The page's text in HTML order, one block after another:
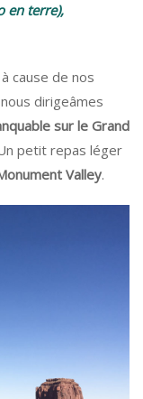
en terre),
cause de nos
dirigeâmes
sur le Grand
petit repas léger
Valley.